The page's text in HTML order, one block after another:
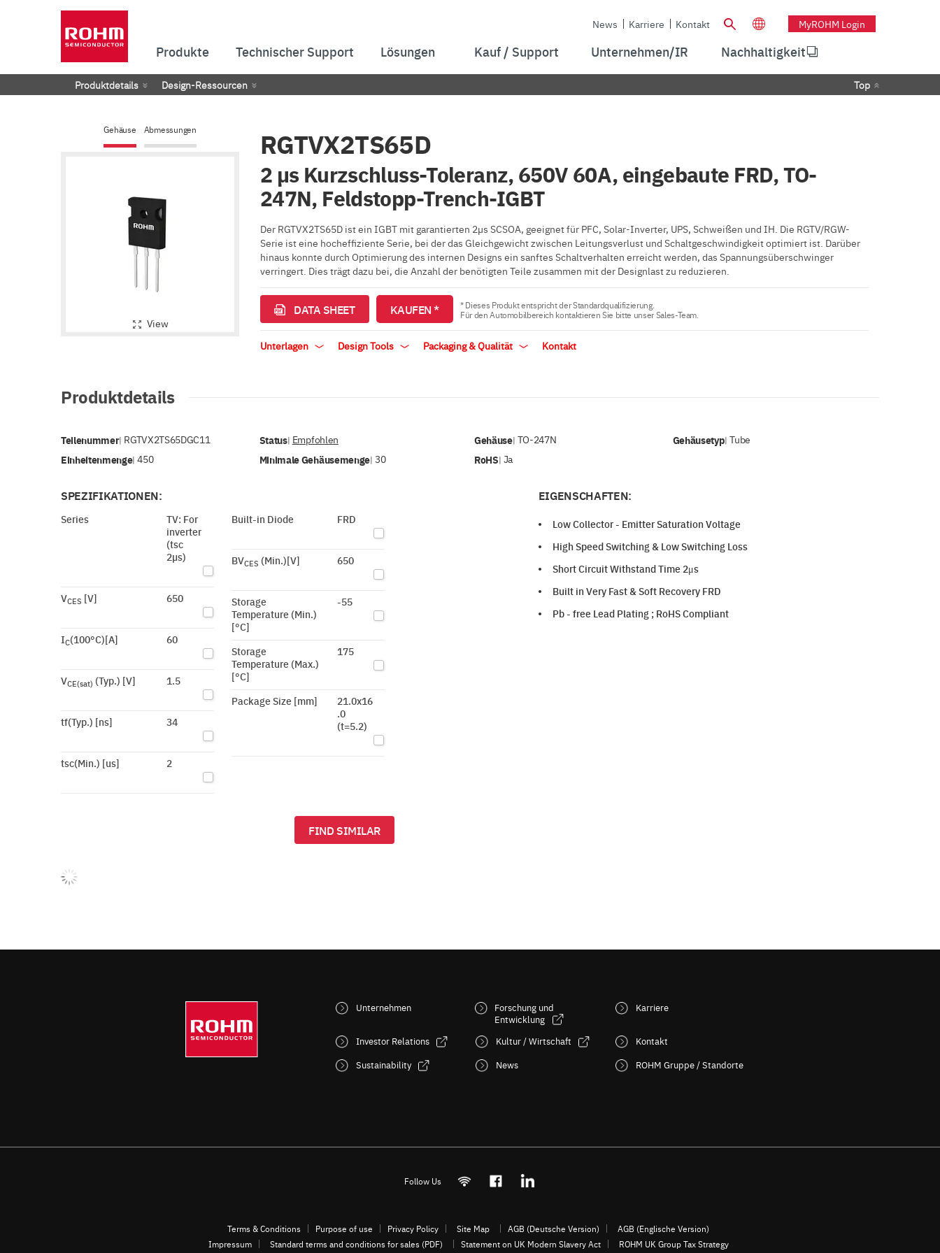
News Karriere Kontakt MyROHM Login
Produkte Technischer Support Lösungen Kauf / Support Unternehmen/IR Nachhaltigkeit
Produktdetails Design-Ressourcen Top
Gehäuse Abmessungen
View
RGTVX2TS65D
2 µs Kurzschluss-Toleranz, 650V 60A, eingebaute FRD, TO-
247N, Feldstopp-Trench-IGBT
Der RGTVX2TS65D ist ein IGBT mit garantierten 2µs SCSOA, geeignet für PFC, Solar-Inverter, UPS, Schweißen und IH. Die RGTV/RGW-
Serie ist eine hocheffiziente Serie, bei der das Gleichgewicht zwischen Leitungsverlust und Schaltgeschwindigkeit optimiert ist. Darüber
hinaus konnte durch Optimierung des internen Designs ein sanftes Schaltverhalten erreicht werden, das Spannungsüberschwinger
verringert. Dies trägt dazu bei, die Anzahl der benötigten Teile zusammen mit der Designlast zu reduzieren.
DATA SHEET KAUFEN *
* Dieses Produkt entspricht der Standardqualifizierung.
Für den Automobilbereich kontaktieren Sie bitte unser Sales-Team.
Unterlagen Design Tools Packaging & Qualität Kontakt
Produktdetails
Teilenummer| RGTVX2TS65DGC11 Status| Empfohlen Gehäuse| TO-247N Gehäusetyp|Tube
Einheitenmenge|450 Minimale Gehäusemenge| 30 RoHS| Ja
SPEZIFIKATIONEN:
Series
TV: For
inverter
(tsc
2µs)
VCES [V] 650
IC(100°C)[A] 60
VCE(sat) (Typ.) [V] 1.5
tf(Typ.) [ns] 34
tsc(Min.) [us] 2
Built-in Diode FRD
BVCES (Min.)[V] 650
Storage
Temperature (Min.)
[°C]
-55
Storage
Temperature (Max.)
[°C]
175
Package Size [mm]
21.0x16
.0
(t=5.2)
FIND SIMILAR
EIGENSCHAFTEN:
Low Collector - Emitter Saturation Voltage
High Speed Switching & Low Switching Loss
Short Circuit Withstand Time 2μs
Built in Very Fast & Soft Recovery FRD
Pb - free Lead Plating ; RoHS Compliant
Unternehmen
Investor Relations
Sustainability
Forschung und
Entwicklung
Kultur / Wirtschaft
News
Karriere
Kontakt
ROHM Gruppe / Standorte
Follow Us
Terms & Conditions Purpose of use Privacy Policy Site Map AGB (Deutsche Version)
AGB (Englische Version)
Impressum
Standard terms and conditions for sales (PDF) Statement on UK Modern Slavery Act ROHM UK Group Tax Strategy